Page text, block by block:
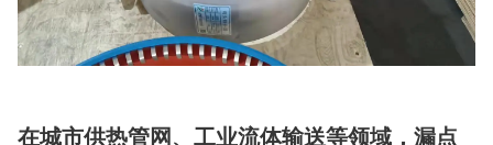
在城市供热管网、工业流体输送等领域，漏点